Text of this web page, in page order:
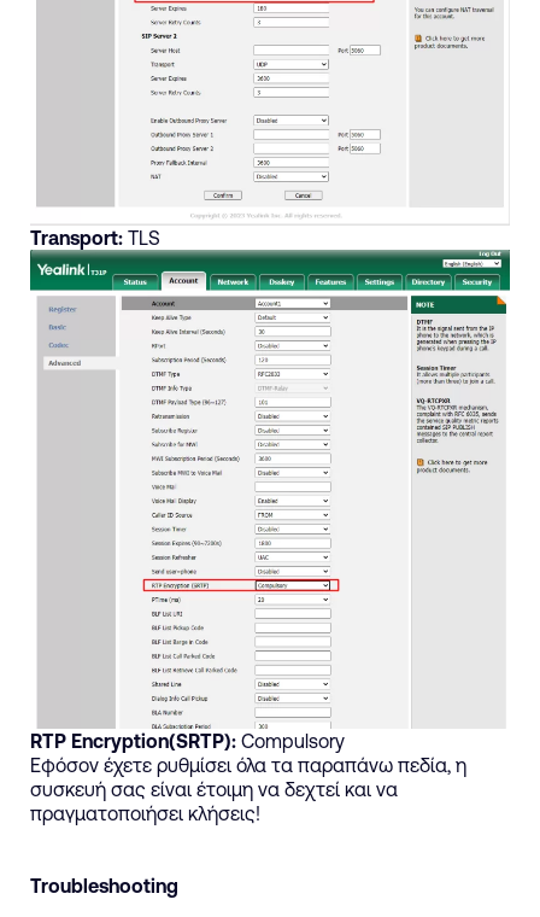
Transport: TLS
RTP Encryption(SRTP): Compulsory
Εφόσον έχετε ρυθμίσει όλα τα παραπάνω πεδία, η
συσκευή σας είναι έτοιμη να δεχτεί και να
πραγματοποιήσει κλήσεις!
Troubleshooting